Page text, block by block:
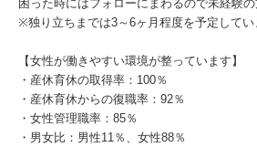
困った時にはフォローにまわるので未経験の
※独り立ちまでは3～6ヶ月程度を予定してい
【女性が働きやすい環境が整っています】
・産休育休の取得率：100％
・産休育休からの復職率：92％
・女性管理職率：85％
・男女比：男性11％、女性88％